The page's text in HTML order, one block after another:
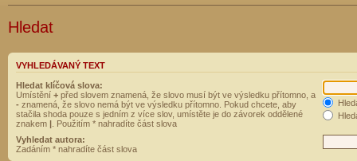
Hledat
VYHLEDÁVANÝ TEXT
Hledat klíčová slova:
Umístění + před slovem znamená, že slovo musí být ve výsledku přítomno, a
- znamená, že slovo nemá být ve výsledku přítomno. Pokud chcete, aby
stačila shoda pouze s jedním z více slov, umístěte je do závorek oddělené
znakem | . Použitím * nahradíte část slova
Vyhledat autora:
Zadáním * nahradíte část slova